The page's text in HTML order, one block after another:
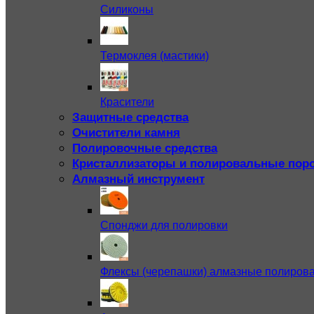
Силиконы
Термоклея (мастики)
Красители
Защитные средства
Очистители камня
Полировочные средства
Кристаллизаторы и полировальные
Алмазный инструмент
Спонджи для полировки
Флексы (черепашки) алмазные